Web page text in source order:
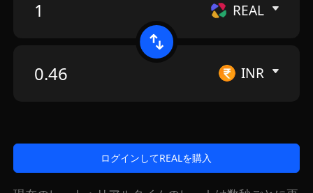
REAL
INR
ログインしてREALを購入